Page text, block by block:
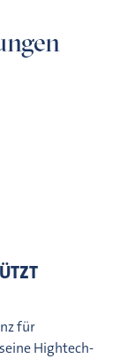
für
Hightech-